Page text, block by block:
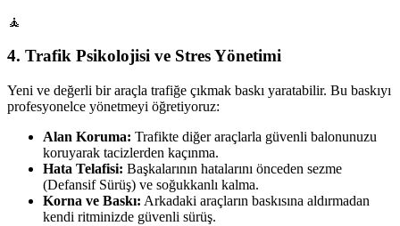
🧘
4. Trafik Psikolojisi ve Stres Yönetimi
Yeni ve değerli bir araçla trafiğe çıkmak baskı yaratabilir. Bu baskıyı
profesyonelce yönetmeyi öğretiyoruz:
Alan Koruma: Trafikte diğer araçlarla güvenli balonunuzu
koruyarak tacizlerden kaçınma.
Hata Telafisi: Başkalarının hatalarını önceden sezme
(Defansif Sürüş) ve soğukkanlı kalma.
Korna ve Baskı: Arkadaki araçların baskısına aldırmadan
kendi ritminizde güvenli sürüş.